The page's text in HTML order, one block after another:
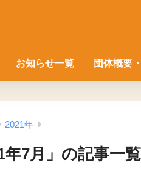
お知らせ一覧 団体概要
2021年
年7月」の記事一覧